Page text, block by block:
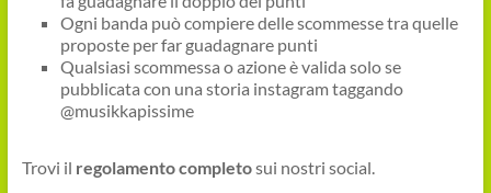
Ogni banda può compiere delle scommesse tra quelle
proposte per far guadagnare punti
Qualsiasi scommessa o azione è valida solo se
pubblicata con una storia instagramtaggando
@musikkapissime
Trovi il regolamento completosui nostri social.